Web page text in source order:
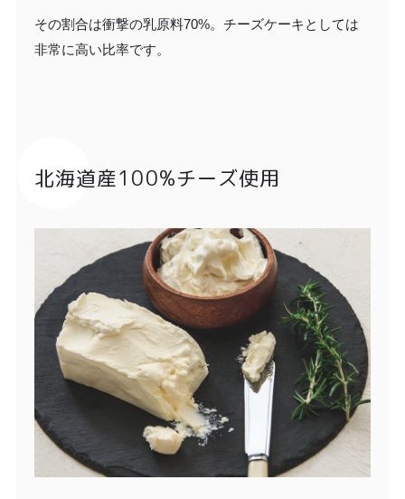
その割合は衝撃の乳原料70%。チーズケーキとしては
非常に高い比率です。
北海道産100%チーズ使用